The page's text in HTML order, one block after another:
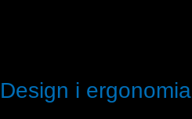
Design i ergonomia